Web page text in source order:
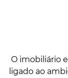
ligado ao